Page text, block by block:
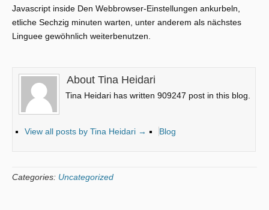
Javascript inside Den Webbrowser-Einstellungen ankurbeln,
etliche Sechzig minuten warten, unter anderem als nächstes
Linguee gewöhnlich weiterbenutzen.
About Tina Heidari
Tina Heidari has written 909247 post in this blog.
View all posts by Tina Heidari → Blog
Categories: Uncategorized